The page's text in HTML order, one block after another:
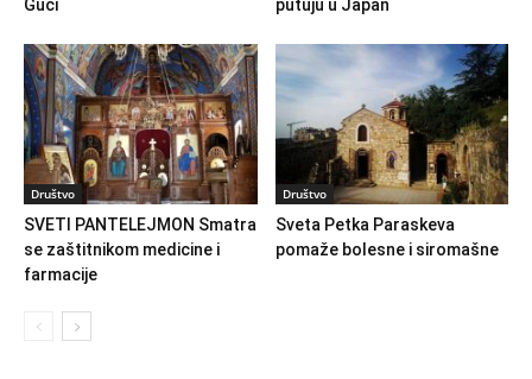
Guči
putuju u Japan
Društvo
SVETI PANTELEJMON Smatra
se zaštitnikom medicine i
farmacije
Društvo
Sveta Petka Paraskeva
pomaže bolesne i siromašne